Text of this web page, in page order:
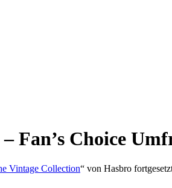
Fan’s Choice
Vintage Collection“ von Hasbro